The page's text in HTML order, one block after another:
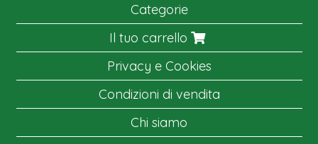
Categorie
Il tuo carrello
Privacy e Cookies
Condizioni di vendita
Chi siamo